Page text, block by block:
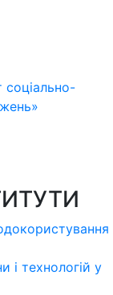
соціально-
і технологій у